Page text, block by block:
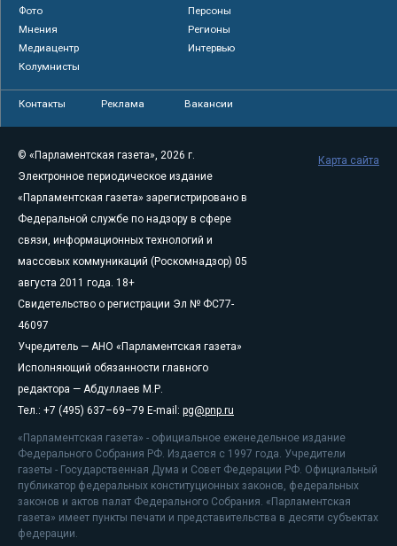
Фото
Персоны
Мнения
Регионы
Медиацентр
Интервью
Колумнисты
Контакты Реклама Вакансии
© «Парламентская газета», 2026 г.
Электронное периодическое издание
«Парламентская газета» зарегистрировано в
Федеральной службе по надзору в сфере
связи, информационных технологий и
массовых коммуникаций (Роскомнадзор) 05
августа 2011 года. 18+
Свидетельство о регистрации Эл № ФС77-
46097
Учредитель — АНО «Парламентская газета»
Исполняющий обязанности главного
редактора — Абдуллаев М.Р.
Тел.: +7 (495) 637–69–79 E-mail: pg@pnp.ru
«Парламентская газета» - официальное еженедельное издание
Федерального Собрания РФ. Издается с 1997 года. Учредители
газеты - Государственная Дума и Совет Федерации РФ. Официальный
публикатор федеральных конституционных законов, федеральных
законов и актов палат Федерального Собрания. «Парламентская
газета» имеет пункты печати и представительства в десяти субъектах
федерации.
Карта сайта